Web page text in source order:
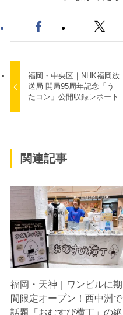
福岡・中央区｜NHK福岡放
送局 開局95周年記念「う
たコン」公開収録レポート
関連記事
福岡・天神｜ワンビルに期
間限定オープン！西中洲で
話題「おむすび横丁」の絶